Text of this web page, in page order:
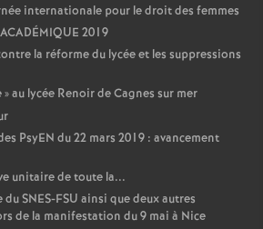
internationale pour le droit des femmes
2019
la réforme du lycée et les suppressions
» au lycée Renoir de Cagnes sur mer
PsyEN du 22 mars 2019 : avancement
unitaire de toute la...
SNES-FSU ainsi que deux autres
de la manifestation du 9 mai à Nice